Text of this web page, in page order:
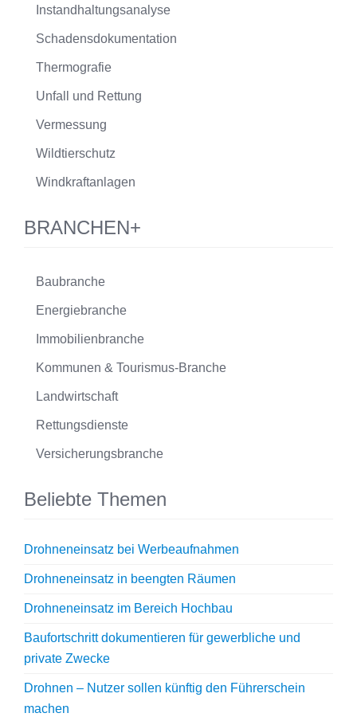
Instandhaltungsanalyse
Schadensdokumentation
Thermografie
Unfall und Rettung
Vermessung
Wildtierschutz
Windkraftanlagen
BRANCHEN+
Baubranche
Energiebranche
Immobilienbranche
Kommunen & Tourismus-Branche
Landwirtschaft
Rettungsdienste
Versicherungsbranche
Beliebte Themen
Drohneneinsatz bei Werbeaufnahmen
Drohneneinsatz in beengten Räumen
Drohneneinsatz im Bereich Hochbau
Baufortschritt dokumentieren für gewerbliche und
private Zwecke
Drohnen – Nutzer sollen künftig den Führerschein
machen